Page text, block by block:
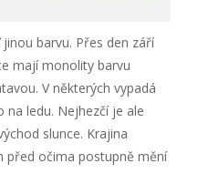
barvu. Přes den září
mají monolity barvu
V některých vypadá
na ledu. Nejhezčí je ale
slunce. Krajina
před očima postupně mění